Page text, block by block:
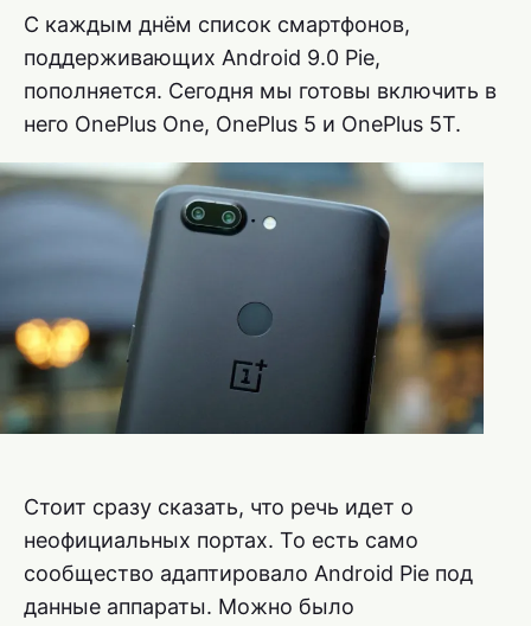
С каждым днём список смартфонов,
поддерживающих Android 9.0 Pie,
пополняется. Сегодня мы готовы включить в
него OnePlus One, OnePlus 5 и OnePlus 5T.
Стоит сразу сказать, что речь идет о
неофициальных портах. То есть само
сообщество адаптировало Android Pie под
данные аппараты. Можно было